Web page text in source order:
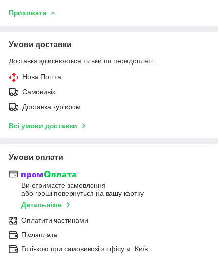
Приховати
Умови доставки
Доставка здійснюється тільки по передоплаті.
Нова Пошта
Самовивіз
Доставка кур'єром
Всі умови доставки
Умови оплати
Ви отримаєте замовлення
або гроші повернуться на вашу картку
Детальніше
Оплатити частинами
Післяплата
Готівкою при самовивозі з офісу м. Київ